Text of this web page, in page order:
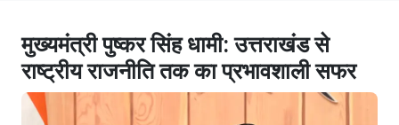
मुख्यमंत्री पुष्कर सिंह धामी: उत्तराखंड से
राष्ट्रीय राजनीति तक का प्रभावशाली सफर